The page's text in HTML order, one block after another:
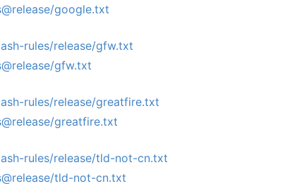
google.txt
rules/release/gfw.txt
gfw.txt
rules/release/greatfire.txt
greatfire.txt
rules/release/tld-not-cn.txt
tld-not-cn.txt